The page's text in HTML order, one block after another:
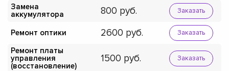
Замена
аккумулятора
800 Заказать
Ремонт оптики 2600 Заказать
Ремонт платы
управления
(восстановление)
1500 Заказать